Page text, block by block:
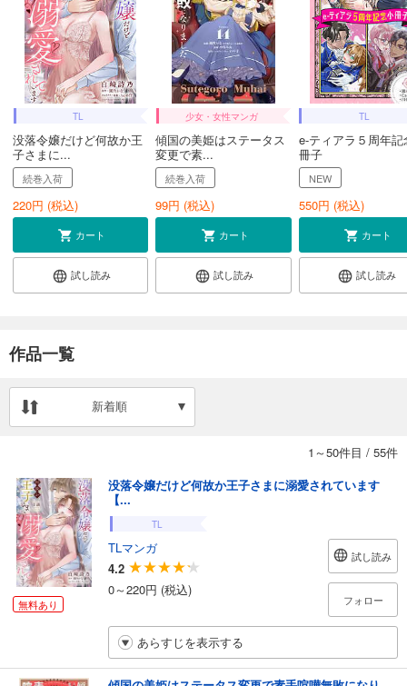
TL
没落令嬢だけど何故か王
子さまに...
続巻入荷
220円 (税込)
カート
試し読み
少女・女性マンガ
傾国の美姫はステータス
変更で素...
続巻入荷
99円 (税込)
カート
試し読み
TL
e-ティアラ５周年記
冊子
NEW
550円 (税込)
カート
試し読み
作品一覧
新着順
1～50件目 / 55件
無料あり
没落令嬢だけど何故か王子さまに溺愛されています
【...
TL
TLマンガ
4.2
0～220円 (税込)
試し読み
フォロー
あらすじを表示する